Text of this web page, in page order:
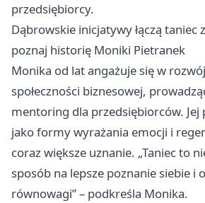
przedsiębiorcy.
Dąbrowskie inicjatywy łączą
poznaj historię Moniki Pietranek
Monika od lat angażuje się w
społeczności biznesowej,
mentoring dla przedsiębiorców. Jej
jako formy wyrażania emocji i
coraz większe uznanie. „Taniec to
sposób na lepsze poznanie siebie i
równowagi” – podkreśla Monika.